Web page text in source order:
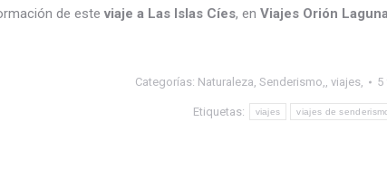
de este viaje a Las Islas Cíes, en Viajes Orión
Categorías: Naturaleza, Senderismo,, viajes, 5
Etiquetas: viajes viajes de